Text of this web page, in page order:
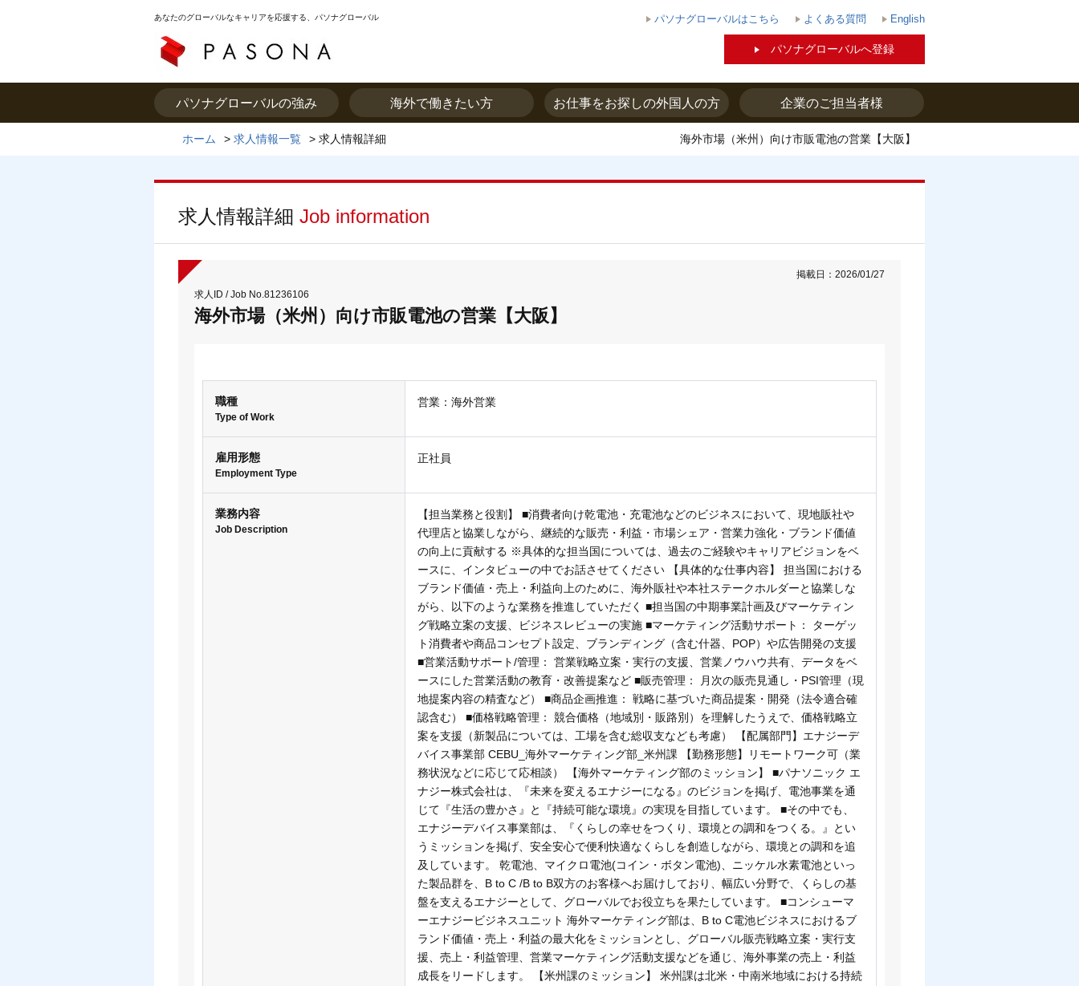
あなたのグローバルなキャリアを応援する、パソナグローバル パソナグローバルはこちら よくある質問 English
パソナグローバルへ登録
パソナグローバルの強み 海外で働きたい方 お仕事をお探しの外国人の方 企業のご担当者様
ホーム > 求人情報一覧 > 求人情報詳細 海外市場（米州）向け市販電池の営業【大阪】
求人情報詳細 Job information
掲載日：2026/01/27
求人ID / Job No.81236106
海外市場（米州）向け市販電池の営業【大阪】
職種
Type of Work
営業：海外営業
雇用形態
Employment Type
正社員
業務内容
Job Description
【担当業務と役割】 ■消費者向け乾電池・充電池などのビジネスにおいて、現地販社や
代理店と協業しながら、継続的な販売・利益・市場シェア・営業力強化・ブランド価値
の向上に貢献する ※具体的な担当国については、過去のご経験やキャリアビジョンをベ
ースに、インタビューの中でお話させてください 【具体的な仕事内容】 担当国における
ブランド価値・売上・利益向上のために、海外販社や本社ステークホルダーと協業しな
がら、以下のような業務を推進していただく ■担当国の中期事業計画及びマーケティン
グ戦略立案の支援、ビジネスレビューの実施 ■マーケティング活動サポート： ターゲッ
ト消費者や商品コンセプト設定、ブランディング（含む什器、POP）や広告開発の支援
■営業活動サポート/管理： 営業戦略立案・実行の支援、営業ノウハウ共有、データをベ
ースにした営業活動の教育・改善提案など ■販売管理： 月次の販売見通し・PSI管理（現
地提案内容の精査など） ■商品企画推進： 戦略に基づいた商品提案・開発（法令適合確
認含む） ■価格戦略管理： 競合価格（地域別・販路別）を理解したうえで、価格戦略立
案を支援（新製品については、工場を含む総収支なども考慮） 【配属部門】エナジーデ
バイス事業部 CEBU_海外マーケティング部_米州課 【勤務形態】リモートワーク可（業
務状況などに応じて応相談） 【海外マーケティング部のミッション】 ■パナソニック エ
ナジー株式会社は、『未来を変えるエナジーになる』のビジョンを掲げ、電池事業を通
じて『生活の豊かさ』と『持続可能な環境』の実現を目指しています。 ■その中でも、
エナジーデバイス事業部は、『くらしの幸せをつくり、環境との調和をつくる。』とい
うミッションを掲げ、安全安心で便利快適なくらしを創造しながら、環境との調和を追
及しています。 乾電池、マイクロ電池(コイン・ボタン電池)、ニッケル水素電池といっ
た製品群を、B to C /B to B双方のお客様へお届けしており、幅広い分野で、くらしの基
盤を支えるエナジーとして、グローバルでお役立ちを果たしています。 ■コンシューマ
ーエナジービジネスユニット 海外マーケティング部は、B to C電池ビジネスにおけるブ
ランド価値・売上・利益の最大化をミッションとし、グローバル販売戦略立案・実行支
援、売上・利益管理、営業マーケティング活動支援などを通じ、海外事業の売上・利益
成長をリードします。 【米州課のミッション】 米州課は北米・中南米地域における持続